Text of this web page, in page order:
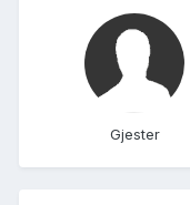
Gjester